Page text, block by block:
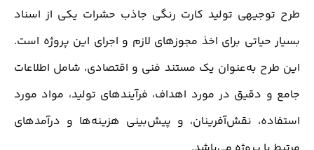
طرح توجیهی تولید کارت رنگی جاذب حشرات یکی از اسناد
بسیار حیاتی برای اخذ مجوز‌های لازم و اجرای این پروژه است.
این طرح به‌عنوان یک مستند فنی و اقتصادی، شامل اطلاعات
جامع و دقیق در مورد اهداف، فرآیندهای تولید، مواد مورد
استفاده، نقش‌آفرینان، و پیش‌بینی هزینه‌ها و درآمدهای